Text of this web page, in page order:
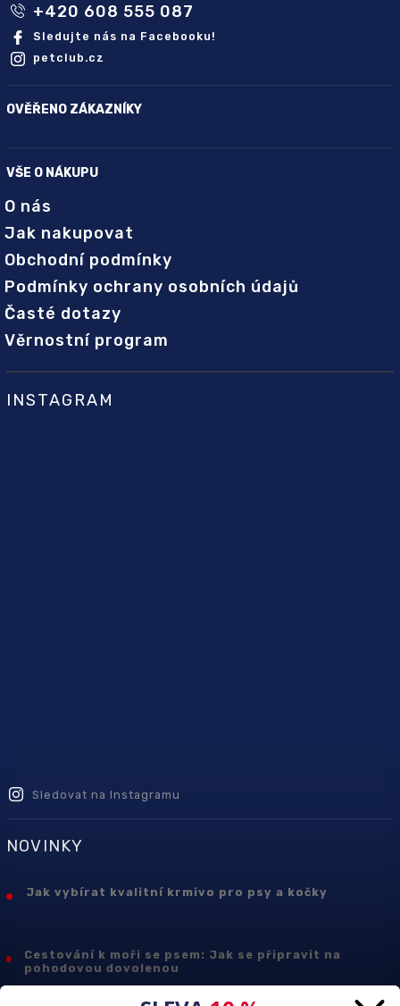
+420 608 555 087
Sledujte nás na Facebooku!
petclub.cz
OVĚŘENO ZÁKAZNÍKY
VŠE O NÁKUPU
O nás
Jak nakupovat
Obchodní podmínky
Podmínky ochrany osobních údajů
Časté dotazy
Věrnostní program
INSTAGRAM
Sledovat na Instagramu
NOVINKY
Jak vybírat kvalitní krmivo pro psy a kočky
Cestování k moři se psem: Jak se připravit na
pohodovou dovolenou